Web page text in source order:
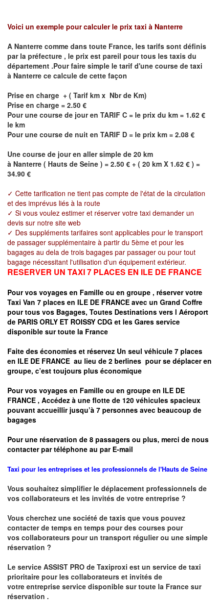
Voici un exemple pour calculer le prix taxi à Nanterre
A Nanterre comme dans toute France, les tarifs sont définis
par la préfecture , le prix est pareil pour tous les taxis du
département .Pour faire simple le tarif d'une course de taxi
à Nanterre ce calcule de cette façon
Prise en charge + ( Tarif km x Nbr de Km)
Prise en charge = 2.50 €
Pour une course de jour en TARIF C = le prix du km = 1.62 €
le km
Pour une course de nuit en TARIF D = le prix km = 2.08 €
Une course de jour en aller simple de 20 km
à Nanterre ( Hauts de Seine ) = 2.50 € + ( 20 km X 1.62 € ) =
34.90 €
✓ Cette tarification ne tient pas compte de l'état de la circulation
et des imprévus liés à la route
✓ Si vous voulez estimer et réserver votre taxi demander un
devis sur notre site web
✓ Des suppléments tarifaires sont applicables pour le transport
de passager supplémentaire à partir du 5ème et pour les
bagages au dela de trois bagages par passager ou pour tout
bagage nécessitant l'utilisation d'un équipement extérieur.
RESERVER UN TAXI 7 PLACES EN ILE DE FRANCE
Pour vos voyages en Famille ou en groupe , réserver votre
Taxi Van 7 places en ILE DE FRANCE avec un Grand Coffre
pour tous vos Bagages, Toutes Destinations vers l Aéroport
de PARIS ORLY ET ROISSY CDG et les Gares service
disponible sur toute la France
Faite des économies et réservez Un seul véhicule 7 places
en ILE DE FRANCE au lieu de 2 berlines pour se déplacer en
groupe, c’est toujours plus économique
Pour vos voyages en Famille ou en groupe en ILE DE
FRANCE , Accédez à une flotte de 120 véhicules spacieux
pouvant accueillir jusqu’à 7 personnes avec beaucoup de
bagages
Pour une réservation de 8 passagers ou plus, merci de nous
contacter par téléphone au par E-mail
Taxi pour les entreprises et les professionnels de l'Hauts de Seine
Vous souhaitez simplifier le déplacement professionnels de
vos collaborateurs et les invités de votre entreprise ?
Vous cherchez une société de taxis que vous pouvez
contacter de temps en temps pour des courses pour
vos collaborateurs pour un transport régulierou une simple
réservation ?
Le service ASSIST PRO de Taxiproxi est un service de taxi
prioritaire pour les collaborateurs et invités de
votre entreprise service disponible sur toute la France sur
réservation .